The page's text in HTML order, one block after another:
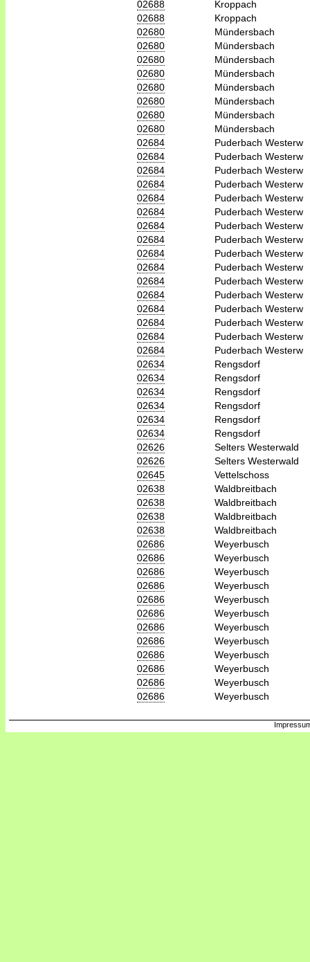
02688
Kroppach
02688
Kroppach
02680
Mündersbach
02680
Mündersbach
02680
Mündersbach
02680
Mündersbach
02680
Mündersbach
02680
Mündersbach
02680
Mündersbach
02680
Mündersbach
02684
Puderbach Westerw
02684
Puderbach Westerw
02684
Puderbach Westerw
02684
Puderbach Westerw
02684
Puderbach Westerw
02684
Puderbach Westerw
02684
Puderbach Westerw
02684
Puderbach Westerw
02684
Puderbach Westerw
02684
Puderbach Westerw
02684
Puderbach Westerw
02684
Puderbach Westerw
02684
Puderbach Westerw
02684
Puderbach Westerw
02684
Puderbach Westerw
02684
Puderbach Westerw
02634
Rengsdorf
02634
Rengsdorf
02634
Rengsdorf
02634
Rengsdorf
02634
Rengsdorf
02634
Rengsdorf
02626
Selters Westerwald
02626
Selters Westerwald
02645
Vettelschoss
02638
Waldbreitbach
02638
Waldbreitbach
02638
Waldbreitbach
02638
Waldbreitbach
02686
Weyerbusch
02686
Weyerbusch
02686
Weyerbusch
02686
Weyerbusch
02686
Weyerbusch
02686
Weyerbusch
02686
Weyerbusch
02686
Weyerbusch
02686
Weyerbusch
02686
Weyerbusch
02686
Weyerbusch
02686
Weyerbusch